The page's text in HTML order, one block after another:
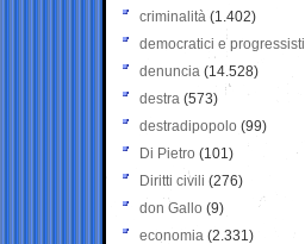
criminalità (1.402)
democratici e progressisti
denuncia (14.528)
destra (573)
destradipopolo (99)
Di Pietro (101)
Diritti civili (276)
don Gallo (9)
economia (2.331)